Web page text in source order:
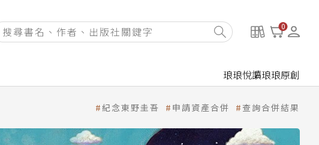
0
琅琅悅讀琅琅原創
紀念東野圭吾 申請資產合併 查詢合併結果